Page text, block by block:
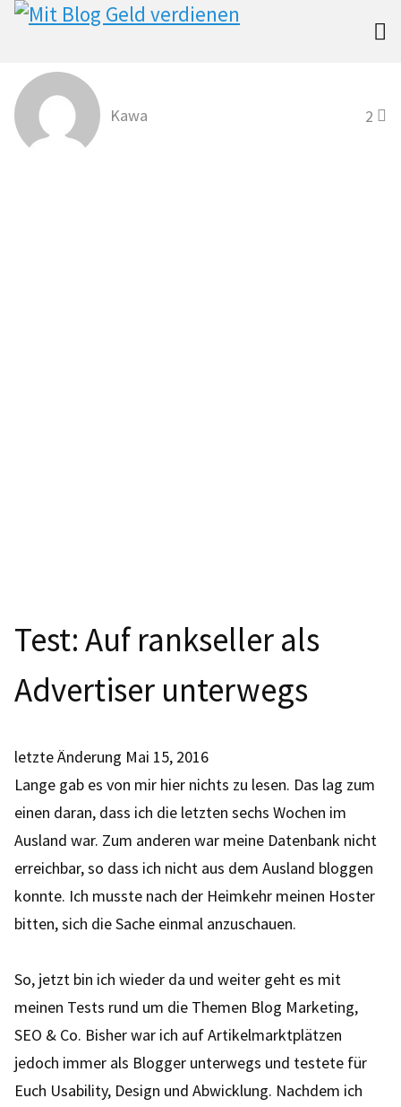

Kawa 2
Test: Auf rankseller als
Advertiser unterwegs
letzte Änderung Mai 15, 2016
Lange gab es von mir hier nichts zu lesen. Das lag zum
einen daran, dass ich die letzten sechs Wochen im
Ausland war. Zum anderen war meine Datenbank nicht
erreichbar, so dass ich nicht aus dem Ausland bloggen
konnte. Ich musste nach der Heimkehr meinen Hoster
bitten, sich die Sache einmal anzuschauen.
So, jetzt bin ich wieder da und weiter geht es mit
meinen Tests rund um die Themen Blog Marketing,
SEO & Co. Bisher war ich auf Artikelmarktplätzen
jedoch immer als Blogger unterwegs und testete für
Euch Usability, Design und Abwicklung. Nachdem ich